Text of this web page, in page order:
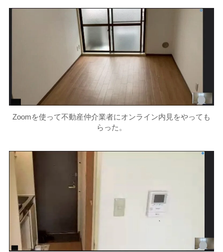
Zoomを使って不動産仲介業者にオンライン内見をやっても
らった。